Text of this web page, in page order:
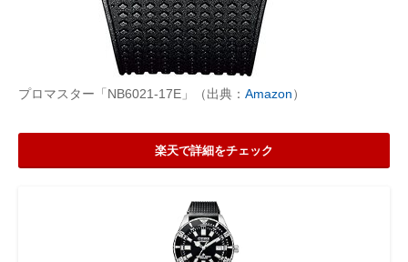
プロマスター「NB6021-17E」（出典： Amazon）
楽天で詳細をチェック